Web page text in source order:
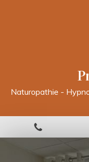
Naturopathie -